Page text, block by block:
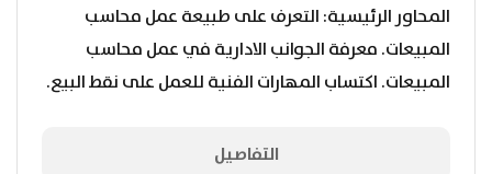
المحاور الرئيسية: التعرف على طبيعة عمل محاسب
المبيعات. معرفة الجوانب الادارية في عمل محاسب
المبيعات. اكتساب المهارات الفنية للعمل على نقط البيع.
التفاصيل